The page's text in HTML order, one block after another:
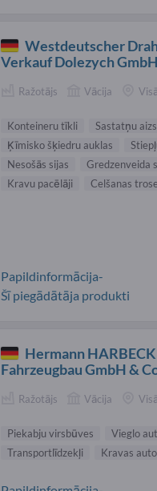
Westdeutscher
Verkauf Dolezych
Ražotājs Vācija
Konteineru tīkli
Sastatņu
Ķīmisko šķiedru auklas
Nesošās sijas
Gredzenveida
Kravu pacēlāji
Celšanas
Papildinformācija-
Šī piegādātāja produkti
Hermann HARBECK
Fahrzeugbau GmbH &
Ražotājs Vācija
Piekabju virsbūves Vieglo
Transportlīdzekļi
Kravas